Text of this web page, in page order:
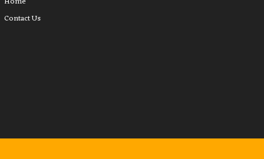
Contact Us